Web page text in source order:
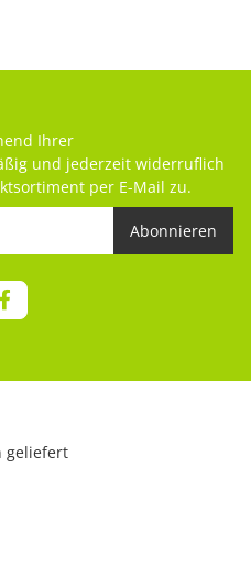
geliefert
Ihrer
und jederzeit widerruflich
per E-Mail zu.
Abonnieren